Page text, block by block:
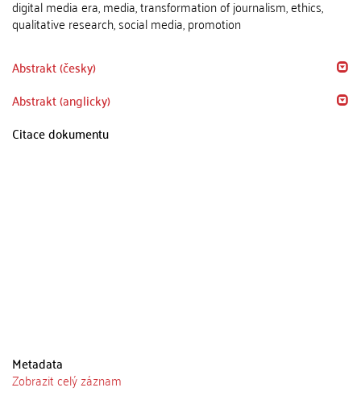
digital media era, media, transformation of journalism, ethics,
qualitative research, social media, promotion
Abstrakt (česky)
Abstrakt (anglicky)
Citace dokumentu
Metadata
Zobrazit celý záznam